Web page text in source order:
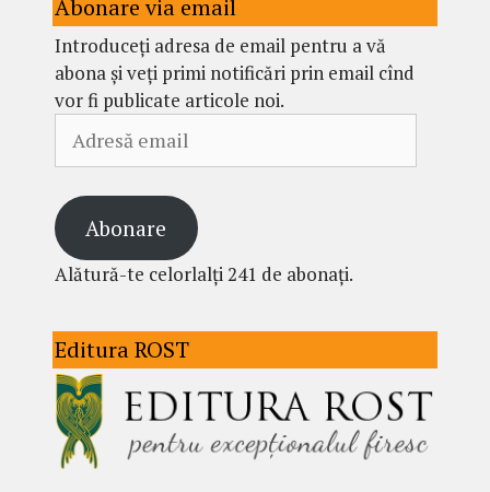
Abonare via email
Introduceți adresa de email pentru a vă
abona și veți primi notificări prin email cînd
vor fi publicate articole noi.
email
Abonare
Alătură-te celorlalți 241 de abonați.
Editura ROST